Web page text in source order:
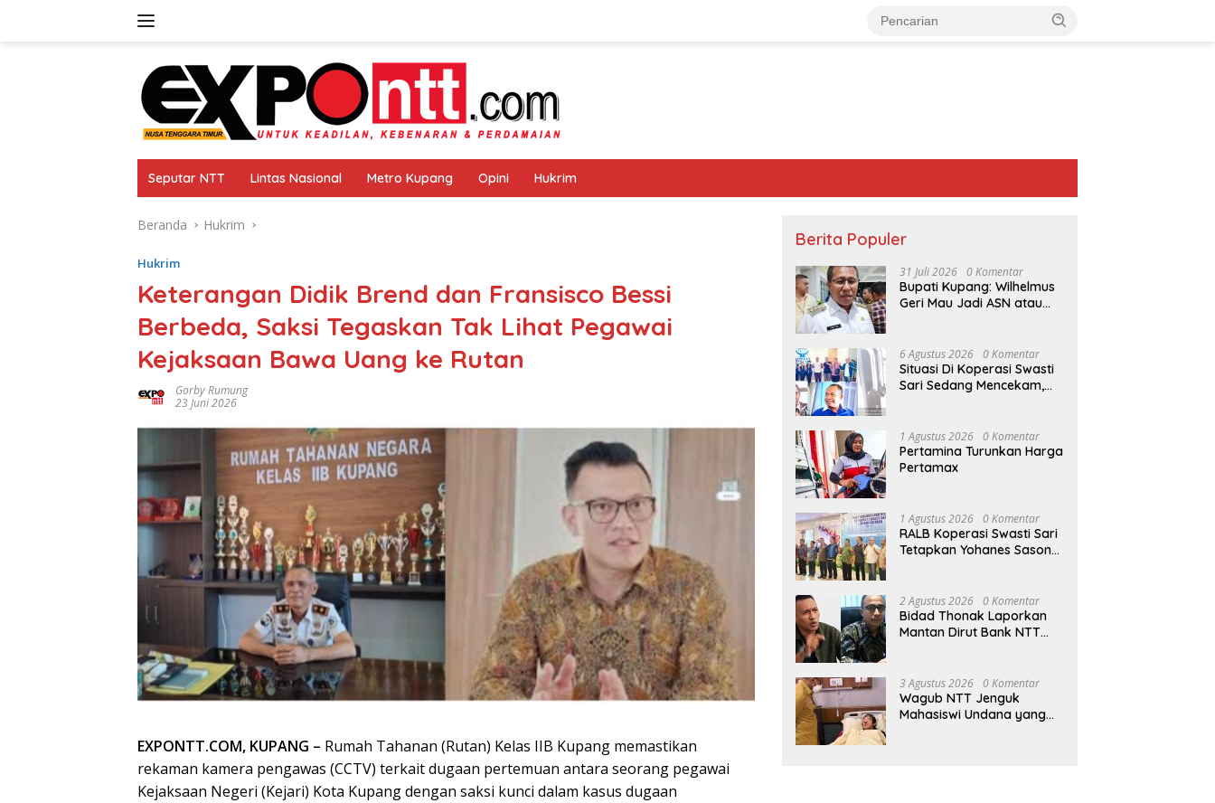
Seputar NTT Lintas Nasional Metro Kupang Opini Hukrim
Beranda Hukrim
Hukrim
Keterangan Didik Brend dan Fransisco Bessi
Berbeda, Saksi Tegaskan Tak Lihat Pegawai
Kejaksaan Bawa Uang ke Rutan
Gorby Rumung
23 Juni 2026
EXPONTT.COM, KUPANG – Rumah Tahanan (Rutan) Kelas IIB Kupang memastikan
rekaman kamera pengawas (CCTV) terkait dugaan pertemuan antara seorang pegawai
Kejaksaan Negeri (Kejari) Kota Kupang dengan saksi kunci dalam kasus dugaan
Berita Populer
31 Juli 2026 0 Komentar
Bupati Kupang: Wilhelmus
Geri Mau Jadi ASN atau
6 Agustus 2026 0 Komentar
Situasi Di Koperasi Swasti
Sari Sedang Mencekam,
1 Agustus 2026 0 Komentar
Pertamina Turunkan Harga
Pertamax
1 Agustus 2026 0 Komentar
RALB Koperasi Swasti Sari
Tetapkan Yohanes Sason
2 Agustus 2026 0 Komentar
Bidad Thonak Laporkan
Mantan Dirut Bank NTT
3 Agustus 2026 0 Komentar
Wagub NTT Jenguk
Mahasiswi Undana yang